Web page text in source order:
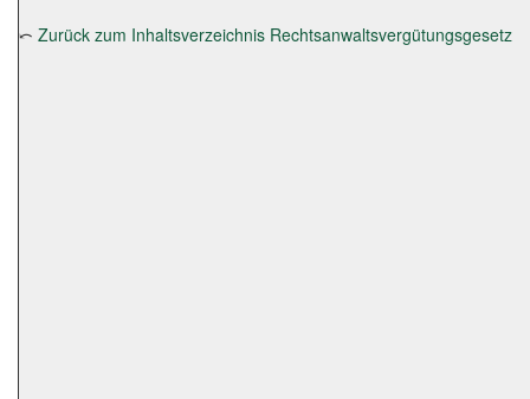
⤺ Zurück zum Inhaltsverzeichnis Rechtsanwaltsvergütungsgesetz